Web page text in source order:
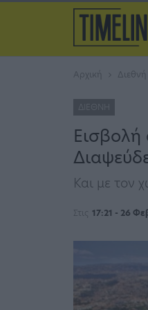
Αρχική Διεθνή
ΔΙΕΘΝΉ
Εισβολή
Και με τον
Στις 17:21 - 26